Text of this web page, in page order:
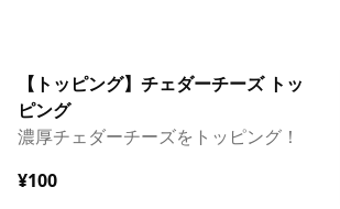
【トッピング】チェダーチーズ トッ
ピング
濃厚チェダーチーズをトッピング！
¥100